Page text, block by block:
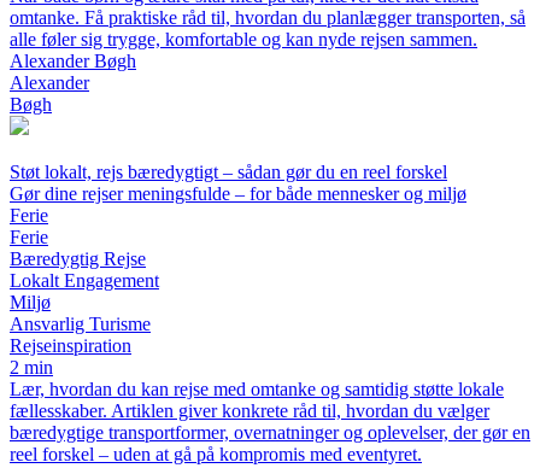
omtanke. Få praktiske råd til, hvordan du planlægger transporten, så
alle føler sig trygge, komfortable og kan nyde rejsen sammen.
Alexander Bøgh
Alexander
Bøgh
Støt lokalt, rejs bæredygtigt – sådan gør du en reel forskel
Gør dine rejser meningsfulde – for både mennesker og miljø
Ferie
Ferie
Bæredygtig Rejse
Lokalt Engagement
Miljø
Ansvarlig Turisme
Rejseinspiration
2 min
Lær, hvordan du kan rejse med omtanke og samtidig støtte lokale
fællesskaber. Artiklen giver konkrete råd til, hvordan du vælger
bæredygtige transportformer, overnatninger og oplevelser, der gør en
reel forskel – uden at gå på kompromis med eventyret.